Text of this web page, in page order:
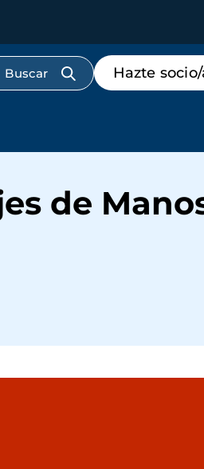
Menú
de
destacados
Hazte socio/
de